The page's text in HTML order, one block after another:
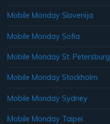
Mobile Monday Slovenija
Mobile Monday Sofia
Mobile Monday St. Petersburg
Mobile Monday Stockholm
Mobile Monday Sydney
Mobile Monday Taipei